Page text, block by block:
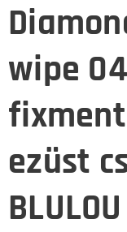
wipe
ezüst
BLULOU